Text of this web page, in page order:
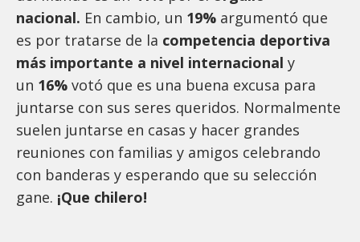
nacional. En cambio, un 19% argumentó que
es por tratarse de la competencia deportiva
más importante a nivel internacional y
un 16% votó que es una buena excusa para
juntarse con sus seres queridos. Normalmente
suelen juntarse en casas y hacer grandes
reuniones con familias y amigos celebrando
con banderas y esperando que su selección
gane. ¡Que chilero!